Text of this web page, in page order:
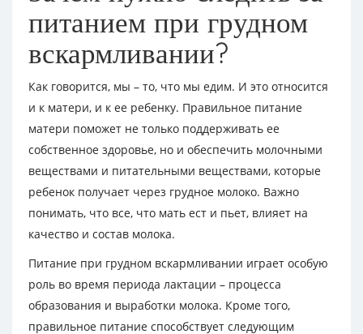
питанием при грудном
вскармливании?
Как говорится, мы – то, что мы едим. И это относится
и к матери, и к ее ребенку. Правильное питание
матери поможет не только поддерживать ее
собственное здоровье, но и обеспечить молочными
веществами и питательными веществами, которые
ребенок получает через грудное молоко. Важно
понимать, что все, что мать ест и пьет, влияет на
качество и состав молока.
Питание при грудном вскармливании играет особую
роль во время периода лактации – процесса
образования и выработки молока. Кроме того,
правильное питание способствует следующим